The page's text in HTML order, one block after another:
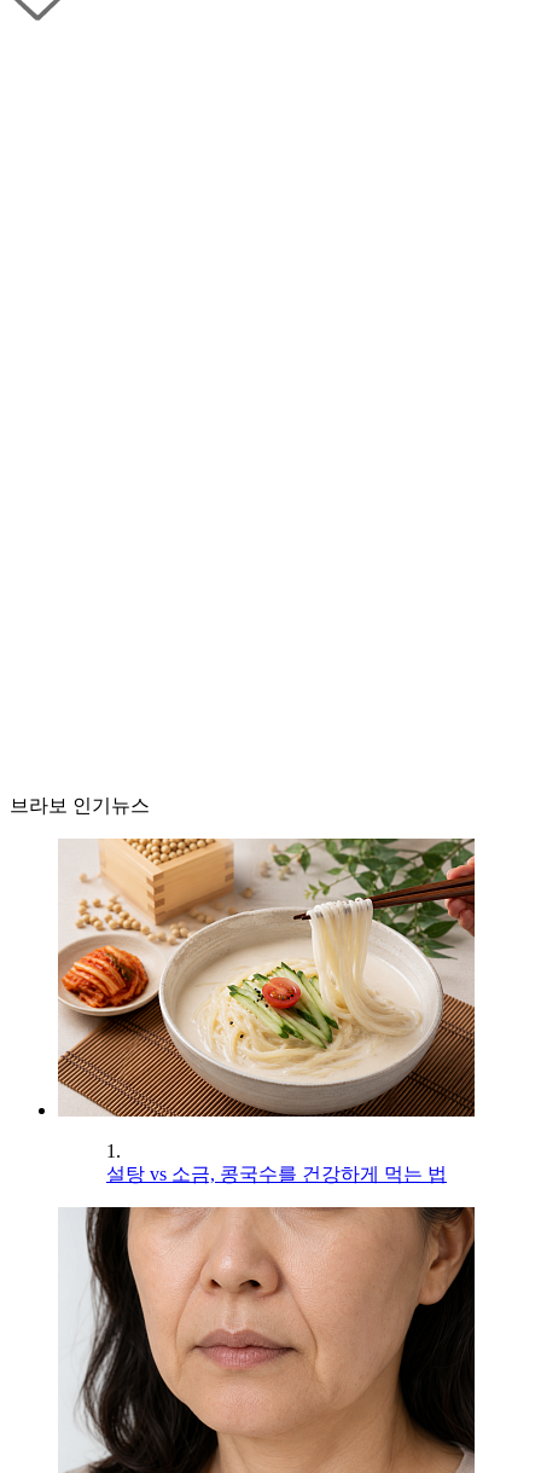
브라보 인기뉴스
1.
설탕 vs 소금, 콩국수를 건강하게 먹는 법